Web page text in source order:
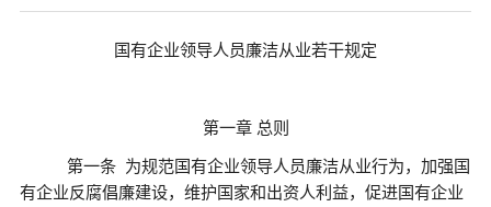
国有企业领导人员廉洁从业若干规定
第一章 总则
第一条 为规范国有企业领导人员廉洁从业行为，加强国
有企业反腐倡廉建设，维护国家和出资人利益，促进国有企业